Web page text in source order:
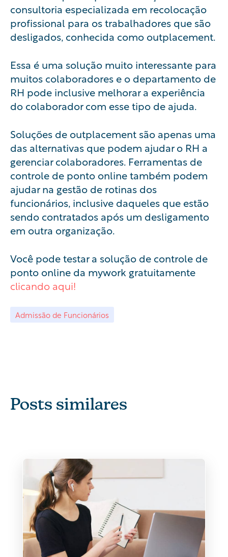
consultoria especializada em recolocação
profissional para os trabalhadores que são
desligados, conhecida como outplacement.
Essa é uma solução muito interessante para
muitos colaboradores e o departamento de
RH pode inclusive melhorar a experiência
do colaborador com esse tipo de ajuda.
Soluções de outplacement são apenas uma
das alternativas que podem ajudar o RH a
gerenciar colaboradores. Ferramentas de
controle de ponto onlinetambém podem
ajudar na gestão de rotinas dos
funcionários, inclusive daqueles que estão
sendo contratados após um desligamento
em outra organização.
Você pode testar a solução de controle de
ponto online da mywork gratuitamente
clicando aqui!
Admissão de Funcionários
Posts similares